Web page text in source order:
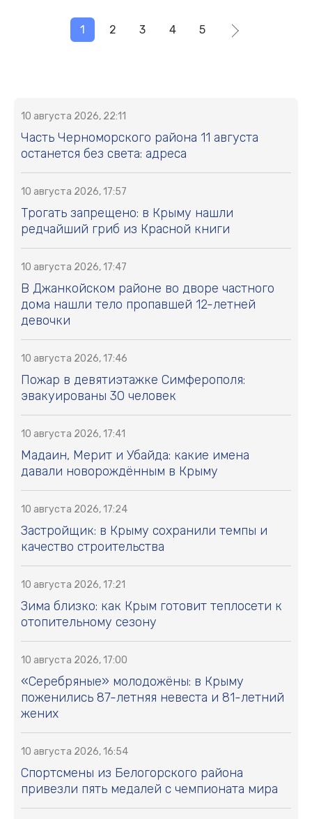
1 2 3 4 5
10 августа 2026, 22:11
Часть Черноморского района 11 августа
останется без света: адреса
10 августа 2026, 17:57
Трогать запрещено: в Крыму нашли
редчайший гриб из Красной книги
10 августа 2026, 17:47
В Джанкойском районе во дворе частного
дома нашли тело пропавшей 12-летней
девочки
10 августа 2026, 17:46
Пожар в девятиэтажке Симферополя:
эвакуированы 30 человек
10 августа 2026, 17:41
Мадаин, Мерит и Убайда: какие имена
давали новорождённым в Крыму
10 августа 2026, 17:24
Застройщик: в Крыму сохранили темпы и
качество строительства
10 августа 2026, 17:21
Зима близко: как Крым готовит теплосети к
отопительному сезону
10 августа 2026, 17:00
«Серебряные» молодожёны: в Крыму
поженились 87-летняя невеста и 81-летний
жених
10 августа 2026, 16:54
Спортсмены из Белогорского района
привезли пять медалей с чемпионата мира